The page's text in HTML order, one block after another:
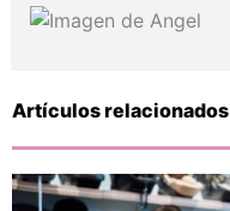
Artículos relacionados